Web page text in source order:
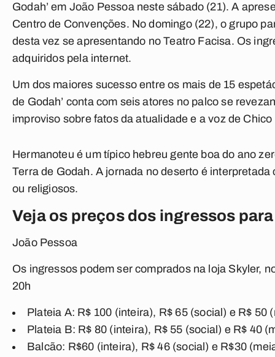
Godah’ em João Pessoa neste sábado (21). A
Centro de Convenções. No domingo (22), o grupo
desta vez se apresentando no Teatro Facisa. Os
adquiridos pela internet.
Um dos maiores sucesso entre os mais de 15
de Godah’ conta com seis atores no palco se
improviso sobre fatos da atualidade e a voz de
Hermanoteu é um típico hebreu gente boa do ano
Terra de Godah. A jornada no deserto é
ou religiosos.
Veja os preços dos ingressos
João Pessoa
Os ingressos podem ser comprados na loja Skyler,
20h
Plateia A: R$ 100 (inteira), R$ 65 (social) e R$ 50
Plateia B: R$ 80 (inteira), R$ 55 (social) e R$ 40
Balcão: R$60 (inteira), R$ 46 (social) e R$30